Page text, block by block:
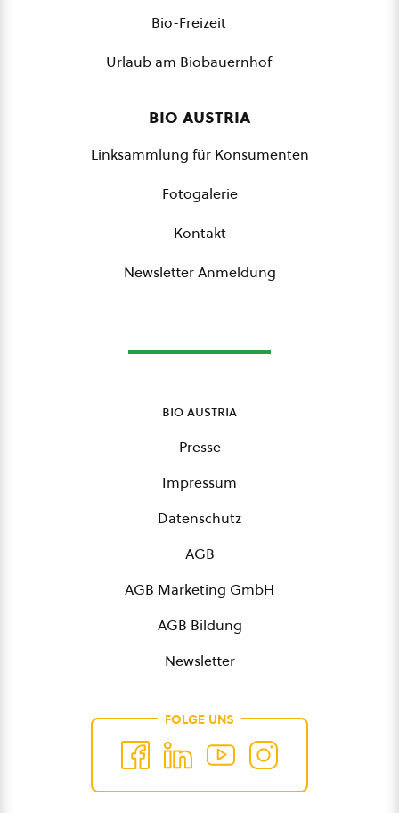
Bio-Freizeit
Urlaub am Biobauernhof
bio austria
Linksammlung für Konsumenten
Fotogalerie
Kontakt
Newsletter Anmeldung
bio austria
Presse
Impressum
Datenschutz
AGB
AGB Marketing GmbH
AGB Bildung
Newsletter
FOLGE UNS